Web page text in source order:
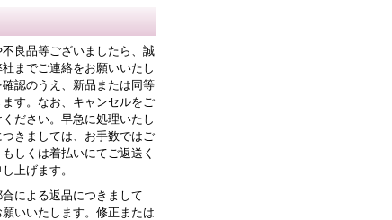
良品等ございましたら、誠
までご連絡をお願いいたし
認のうえ、新品または同等
す。なお、キャンセルをご
ださい。早急に処理いたし
きましては、お手数ではご
しくは着払いにてご返送く
上げます。
による返品につきまして
いいたします。修正または